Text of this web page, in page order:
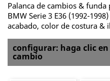
Palanca de cambios &
BMW Serie 3 E36 (1992-
acabado, color de costura &
configurar: haga clic
cambio